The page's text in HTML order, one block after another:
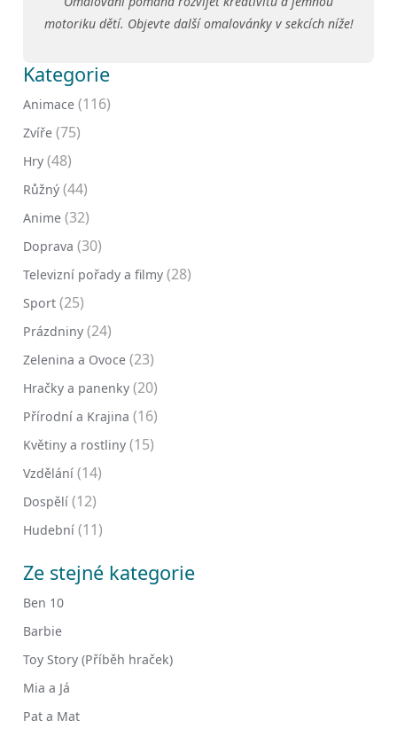
motoriku dětí. Objevte další omalovánky v sekcích níže!
Kategorie
Animace (116)
Zvíře (75)
Hry (48)
Růžný (44)
Anime (32)
Doprava (30)
Televizní pořady a filmy (28)
Sport (25)
Prázdniny (24)
Zelenina a Ovoce (23)
Hračky a panenky (20)
Přírodní a Krajina (16)
Květiny a rostliny (15)
Vzdělání (14)
Dospělí (12)
Hudební (11)
Ze stejné kategorie
Ben 10
Barbie
Toy Story (Příběh hraček)
Mia a Já
Pat a Mat